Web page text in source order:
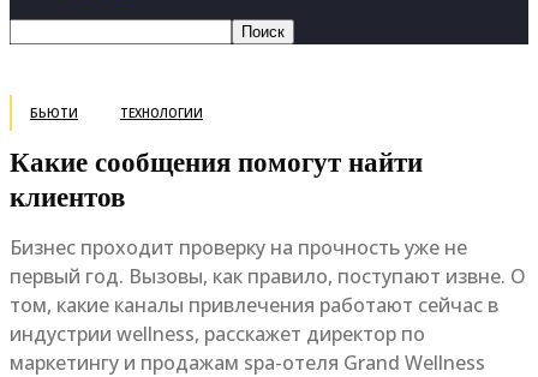
БЬЮТИ ТЕХНОЛОГИИ
Какие сообщения помогут найти
клиентов
Бизнес проходит проверку на прочность уже не
первый год. Вызовы, как правило, поступают извне. О
том, какие каналы привлечения работают сейчас в
индустрии wellness, расскажет директор по
маркетингу и продажам spa-отеля Grand Wellness